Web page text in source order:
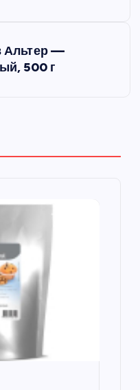
Альтер —
500 г